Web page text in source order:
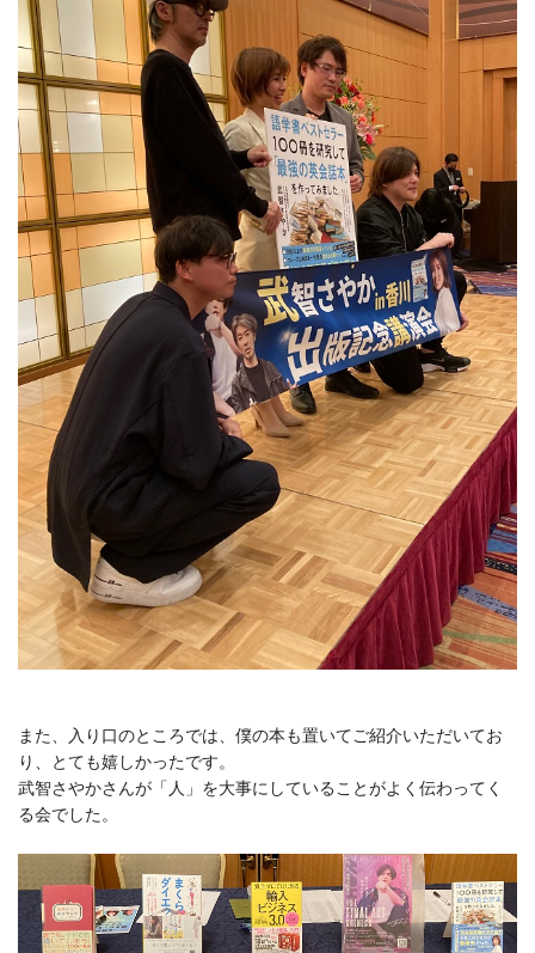
また、入り口のところでは、僕の本も置いてご紹介いただいてお
り、とても嬉しかったです。
武智さやかさんが「人」を大事にしていることがよく伝わってく
る会でした。